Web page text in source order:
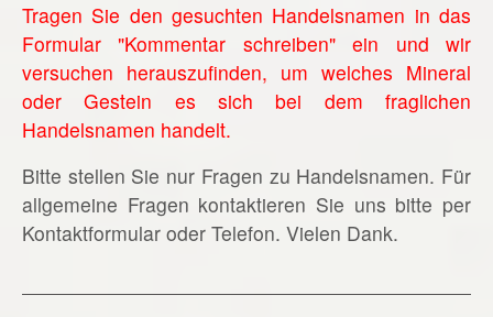
Tragen Sie den gesuchten Handelsnamen in das
Formular "Kommentar schreiben" ein und wir
versuchen herauszufinden, um welches Mineral
oder Gestein es sich bei dem fraglichen
Handelsnamen handelt.
Bitte stellen Sie nur Fragen zu Handelsnamen. Für
allgemeine Fragen kontaktieren Sie uns bitte per
Kontaktformular oder Telefon. Vielen Dank.